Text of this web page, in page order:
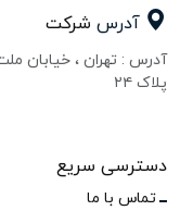
آدرس شرکت
آدرس : تهران ، خیابان
پلاک ۲۴
دسترسی سریع
تماس با ما